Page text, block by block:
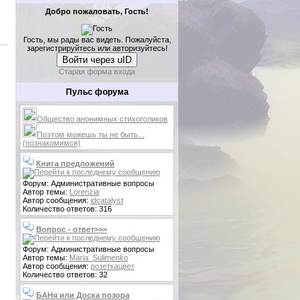
Добро пожаловать, Гость!
Гость, мы рады вас видеть. Пожалуйста,
зарегистрируйтесь или авторизуйтесь!
Войти через uID
Старая форма входа
Пульс форума
Общество анонимных стихоголиков
Поэтом можешь ты не быть...
(познакомимся)
Книга предложений
Форум: Административные вопросы
Автор темы: Lorenzia
Автор сообщения: idcatalyst
Количество ответов: 316
Вопрос - ответ>>>
Форум: Административные вопросы
Автор темы: Maria_Sulimenko
Автор сообщения: розеткацвет
Количество ответов: 32
БАНя или Доска позора